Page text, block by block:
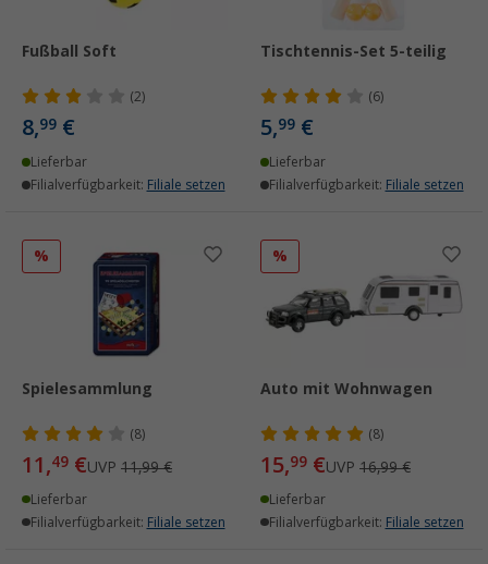
Fußball Soft
(2)
8,99 €
Lieferbar
Filialverfügbarkeit: Filiale setzen
Tischtennis-Set 5-teilig
(6)
5,99 €
Lieferbar
Filialverfügbarkeit: Filiale setzen
%
Spielesammlung
(8)
11,49 €UVP 11,99 €
Lieferbar
Filialverfügbarkeit: Filiale setzen
%
Auto mit Wohnwagen
(8)
15,99 €UVP 16,99 €
Lieferbar
Filialverfügbarkeit: Filiale setzen